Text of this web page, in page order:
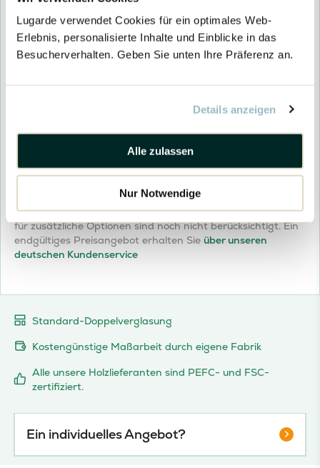
Lugarde verwendet Cookies für ein optimales Web-
Erlebnis, personalisierte Inhalte und Einblicke in das
Besucherverhalten. Geben Sie unten Ihre Präferenz an.
Details anzeigen
Alle zulassen
Nur Notwendige
Tür(en) und Fenster Vorbehandeln & Streichen (Woodpro)
Wände und Dach Vorbehandeln (Optional)
Kesseldruckimprägnierung (Optional)
Lieferung
Unverbindliches Montageangebot
Blockhaus
Preisangebot anfragen
Der oben genannte Preis ist der Einstiegspreis. Die Kosten
für zusätzliche Optionen sind noch nicht berücksichtigt. Ein
endgültiges Preisangebot erhalten Sie über unseren
deutschen Kundenservice
Standard-Doppelverglasung
Kostengünstige Maßarbeit durch eigene Fabrik
Alle unsere Holzlieferanten sind PEFC- und FSC-
zertifiziert.
Ein individuelles Angebot?